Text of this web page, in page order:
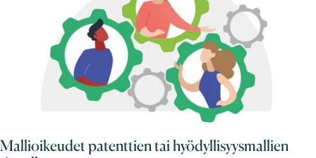
Mallioikeudet patenttien tai hyödyllisyysmallien